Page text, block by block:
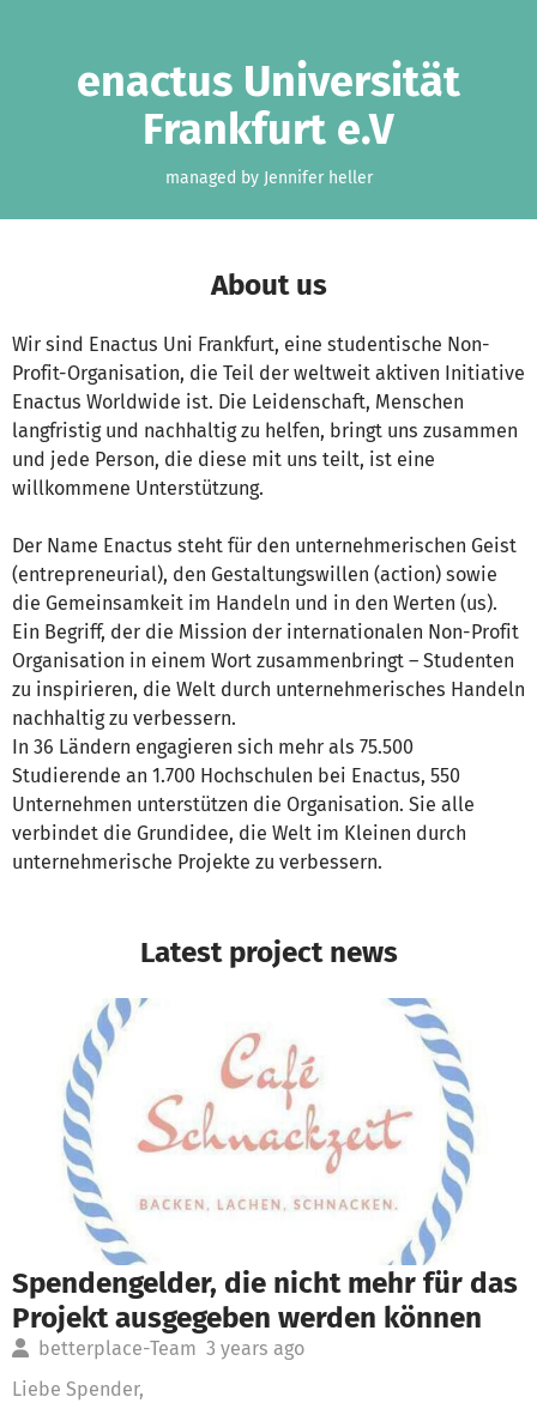
enactus Universität
Frankfurt e.V
managed by Jennifer heller
About us
Wir sind Enactus Uni Frankfurt, eine studentische Non-
Profit-Organisation, die Teil der weltweit aktiven Initiative
Enactus Worldwide ist. Die Leidenschaft, Menschen
langfristig und nachhaltig zu helfen, bringt uns zusammen
und jede Person, die diese mit uns teilt, ist eine
willkommene Unterstützung.
Der Name Enactus steht für den unternehmerischen Geist
(entrepreneurial), den Gestaltungswillen (action) sowie
die Gemeinsamkeit im Handeln und in den Werten (us).
Ein Begriff, der die Mission der internationalen Non-Profit
Organisation in einem Wort zusammenbringt – Studenten
zu inspirieren, die Welt durch unternehmerisches Handeln
nachhaltig zu verbessern.
In 36 Ländern engagieren sich mehr als 75.500
Studierende an 1.700 Hochschulen bei Enactus, 550
Unternehmen unterstützen die Organisation. Sie alle
verbindet die Grundidee, die Welt im Kleinen durch
unternehmerische Projekte zu verbessern.
Latest project news
Spendengelder, die nicht mehr für das
Projekt ausgegeben werden können
betterplace-Team 3 years ago
Liebe Spender,